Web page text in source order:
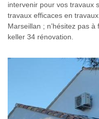
intervenir pour vos travaux
travaux efficaces en
Marseillan ; n’hésitez pas
keller 34 rénovation.